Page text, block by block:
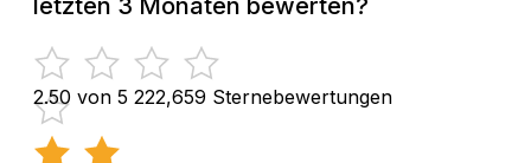
letzten 3 Monaten bewerten?
2.50 von 5 222,659 Sternebewertungen